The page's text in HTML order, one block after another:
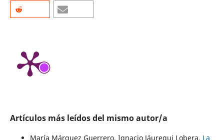
Artículos más leídos del mismo autor/a
María Márquez Guerrero, Ignacio Jáuregui Lobera, La